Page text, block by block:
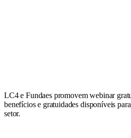
LC4 e Fundaes promovem webinar
benefícios e gratuidades disponíveis
setor.